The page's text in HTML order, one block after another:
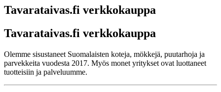
Tavarataivas.fi verkkokauppa
Tavarataivas.fi verkkokauppa
Olemme sisustaneet Suomalaisten koteja, mökkejä, puutarhoja ja
parvekkeita vuodesta 2017. Myös monet yritykset ovat luottaneet
tuotteisiin ja palveluumme.